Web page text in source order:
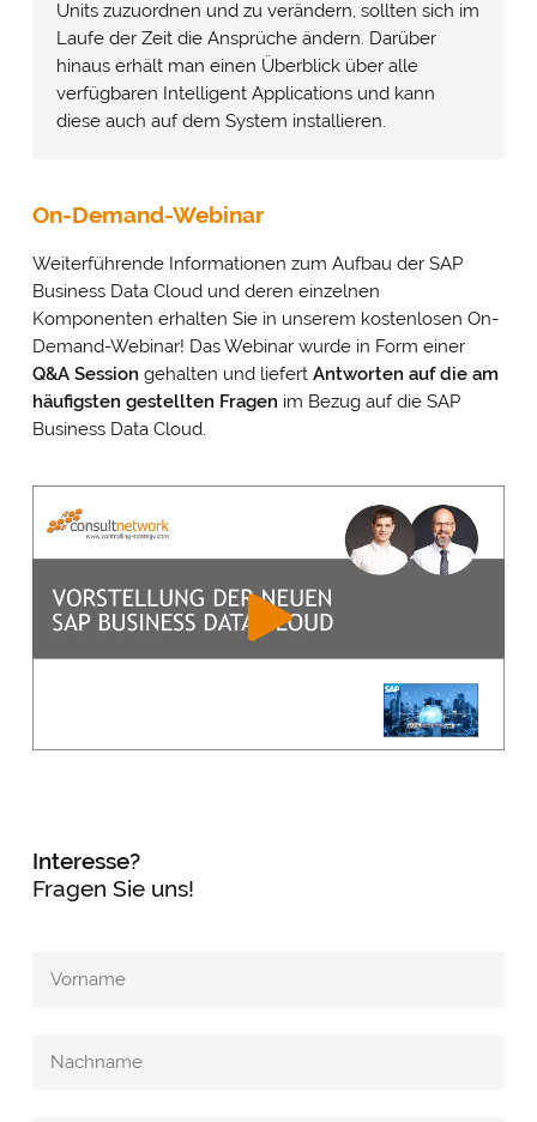
Units zuzuordnen und zu verändern, sollten sich im
Laufe der Zeit die Ansprüche ändern. Darüber
hinaus erhält man einen Überblick über alle
verfügbaren Intelligent Applications und kann
diese auch auf dem System installieren.
On-Demand-Webinar
Weiterführende Informationen zum Aufbau der SAP
Business Data Cloud und deren einzelnen
Komponenten erhalten Sie in unserem kostenlosen On-
Demand-Webinar! Das Webinar wurde in Form einer
Q&A Session gehalten und liefert Antworten auf die am
häufigsten gestellten Fragen im Bezug auf die SAP
Business Data Cloud.
Interesse?
Fragen Sie uns!
Cookie- & Datenschutz­einstellungen
(anonymisierte Besucherstatistik), Google Maps
(Routenplanung) und YouTube (Videos) auf unserer Website
einsetzen. Dabei werden Daten (z. B. Ihre IP-Adresse) an diese
Anbieter übertragen und Cookies gesetzt. Über Ihre
Zustimmung würden wir uns freuen. Vielen Dank.
Impressum&Datenschutz